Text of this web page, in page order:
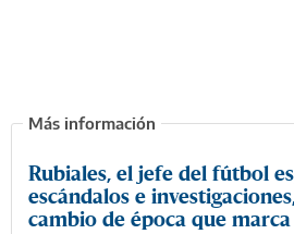
Rubiales, el jefe del fútbol
escándalos e
cambio de época que